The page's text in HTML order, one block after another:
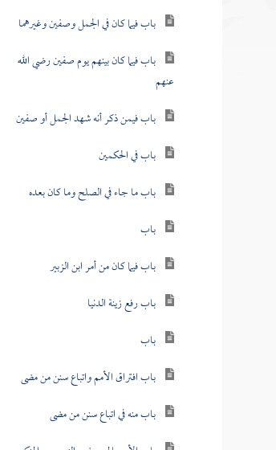
باب فيما كان في الجمل وصفين وغيرهما
باب فيما كان بينهم يوم صفين رضي الله
عنهم
باب فيمن ذكر أنه شهد الجمل أو صفين
باب في الحكمين
باب ما جاء في الصلح وما كان بعده
باب
باب فيما كان من أمر ابن الزبير
باب رفع زينة الدنيا
باب
باب افتراق الأمم واتباع سنن من مضى
باب منه في اتباع سنن من مضى